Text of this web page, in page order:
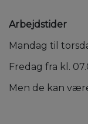
Arbejdstider
Mandag til
Fredag fra kl.
Men de kan